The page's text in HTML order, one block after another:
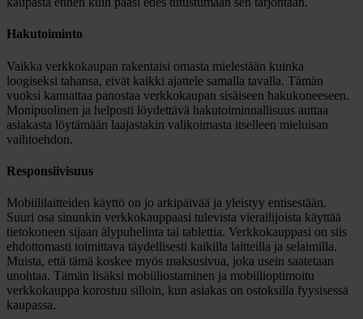
Hakutoiminto
Vaikka verkkokaupan rakentaisi omasta mielestään kuinka
loogiseksi tahansa, eivät kaikki ajattele samalla tavalla. Tämän
vuoksi kannattaa panostaa verkkokaupan sisäiseen hakukoneeseen.
Monipuolinen ja helposti löydettävä hakutoiminnallisuus auttaa
asiakasta löytämään laajastakin valikoimasta itselleen mieluisan
vaihtoehdon.
Responsiivisuus
Mobiililaitteiden käyttö on jo arkipäivää ja yleistyy entisestään.
Suuri osa sinunkin verkkokauppaasi tulevista vierailijoista käyttää
tietokoneen sijaan älypuhelinta tai tablettia. Verkkokauppasi on siis
ehdottomasti toimittava täydellisesti kaikilla laitteilla ja selaimilla.
Muista, että tämä koskee myös maksusivua, joka usein saatetaan
unohtaa. Tämän lisäksi mobiiliostaminen ja mobiilioptimoitu
verkkokauppa korostuu silloin, kun asiakas on ostoksilla fyysisessä
kaupassa.